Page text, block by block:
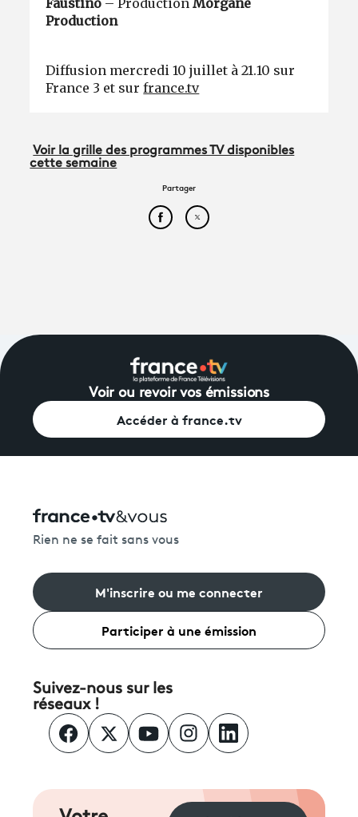
Production
Diffusion mercredi 10 juillet à 21.10 sur
France 3 et surfrance.tv
Voir la grille des programmes TV disponibles
cette semaine
Partager
Partager cet article sur
Partager cet article sur
Voir ou revoir vos émissions
Accéder à france.tv
Rien ne se fait sans vous
M'inscrire ou me connecter
Participer à une émission
Suivez-nous sur les
réseaux !